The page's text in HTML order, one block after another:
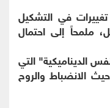
تغييرات في التشكيل
ملمحاً إلى احتمال
الديناميكية" التي
الانضباط والروح